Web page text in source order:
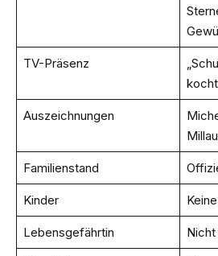
TV-Präsenz
Auszeichnungen
Familienstand
Kinder
Lebensgefährtin